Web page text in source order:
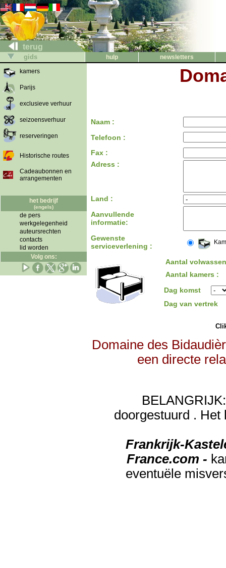
terug
gids hulp
newsletters
kamers
Parijs
exclusieve verhuur
seizoensverhuur
reserveringen
Historische routes
Cadeaubonnen en
arrangementen
het bedrijf
(engels)
de pers
werkgelegenheid
auteursrechten
contacts
lid worden
Volg ons:
Naam :
Telefoon :
Fax :
Adress :
Land :
Aanvullende
informatie:
Gewenste
serviceverlening :
Aantal
Aantal kamers :
Dag komst
Dag van vertrek
Domaine des
een directe
doorgestuurd . Het
Frankrijk-
France.com -
eventuële